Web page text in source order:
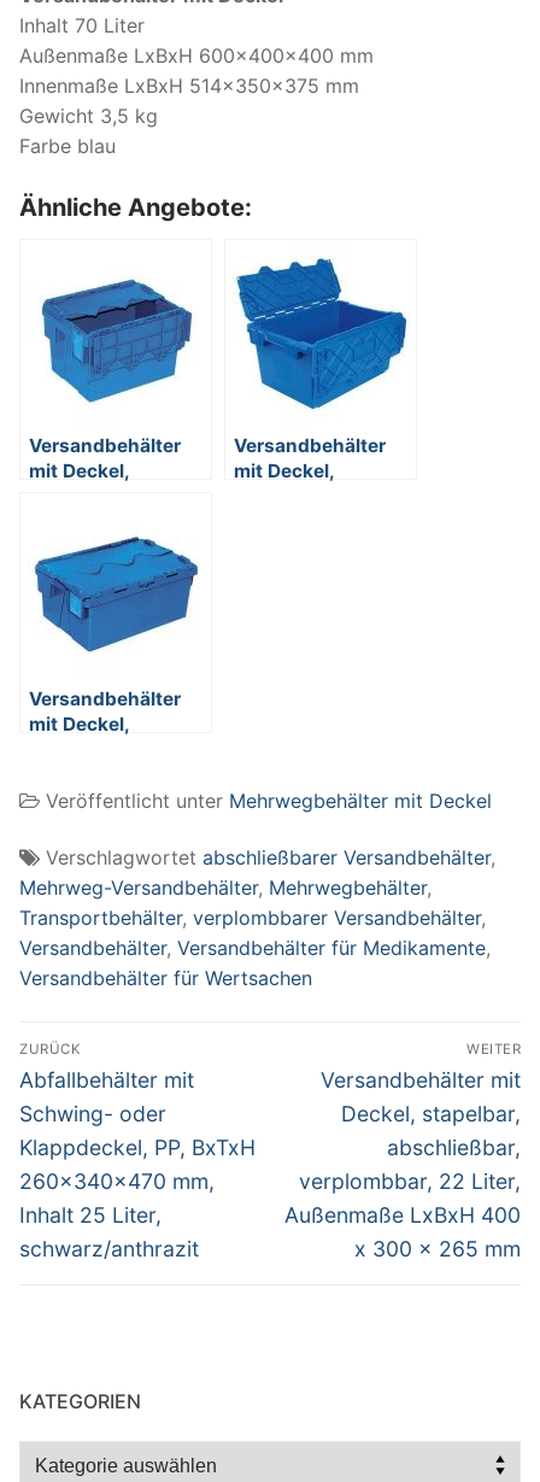
Inhalt 70 Liter
Außenmaße LxBxH 600x400x400 mm
Innenmaße LxBxH 514x350x375 mm
Gewicht 3,5 kg
Farbe blau
Ähnliche Angebote:
Versandbehälter
mit Deckel,
verplombbar, 22
Liter, Außenmaße
LxBxH 400 x 300 x
265 mm
Versandbehälter
mit Deckel,
Versandbehälter
mit Deckel,
verplombbar, 65
LxBxH 600 x 400 x
265 mm
Veröffentlicht unter Mehrwegbehälter mit Deckel
Verschlagwortet abschließbarer Versandbehälter,
Mehrweg-Versandbehälter, Mehrwegbehälter,
Transportbehälter, verplombbarer Versandbehälter,
Versandbehälter, Versandbehälter für Medikamente,
Versandbehälter für Wertsachen
Beitragsnavigation
ZURÜCK
Vorheriger
Beitrag:
Abfallbehälter mit
Schwing- oder
Klappdeckel, PP, BxTxH
260x340x470 mm,
Inhalt 25 Liter,
schwarz/anthrazit
WEITER
Nächster
Beitrag:
Versandbehälter mit
Deckel, stapelbar,
abschließbar,
verplombbar, 22 Liter,
Außenmaße LxBxH 400
x 300 x 265 mm
KATEGORIEN
Kategorien